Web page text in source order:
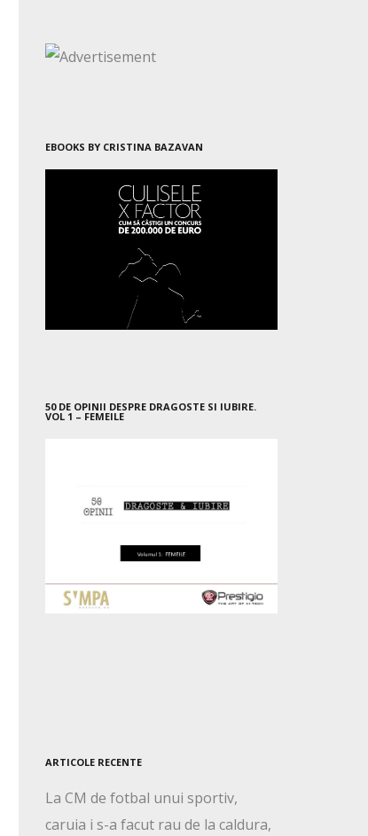
EBOOKS BY CRISTINA BAZAVAN
50 DE OPINII DESPRE DRAGOSTE SI IUBIRE.
VOL 1 – FEMEILE
ARTICOLE RECENTE
La CM de fotbal unui sportiv,
caruia i s-a facut rau de la caldura,